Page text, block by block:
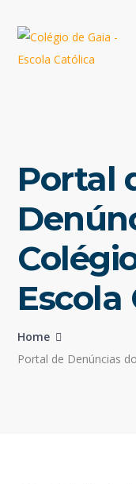
Portal
Escola
Home
Portal de Denúncias